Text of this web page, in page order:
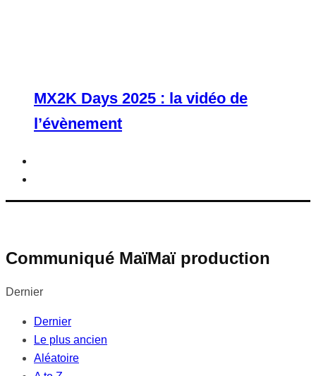
MX2K Days 2025 : la vidéo de
l’évènement
Communiqué MaïMaï production
Dernier
Dernier
Le plus ancien
Aléatoire